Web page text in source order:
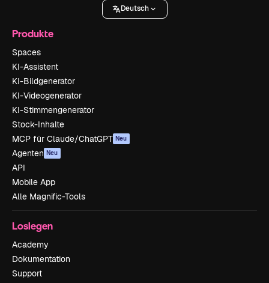
Deutsch
Produkte
Spaces
KI-Assistent
KI-Bildgenerator
KI-Videogenerator
KI-Stimmengenerator
Stock-Inhalte
MCP für Claude/ChatGPT Neu
Agenten Neu
API
Mobile App
Alle Magnific-Tools
Loslegen
Academy
Dokumentation
Support